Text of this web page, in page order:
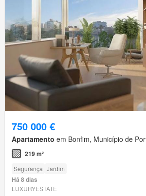
750 000 €
Apartamento em Bonfim, Município de
219 m²
Segurança Jardim
Há 8 dias
LUXURYESTATE